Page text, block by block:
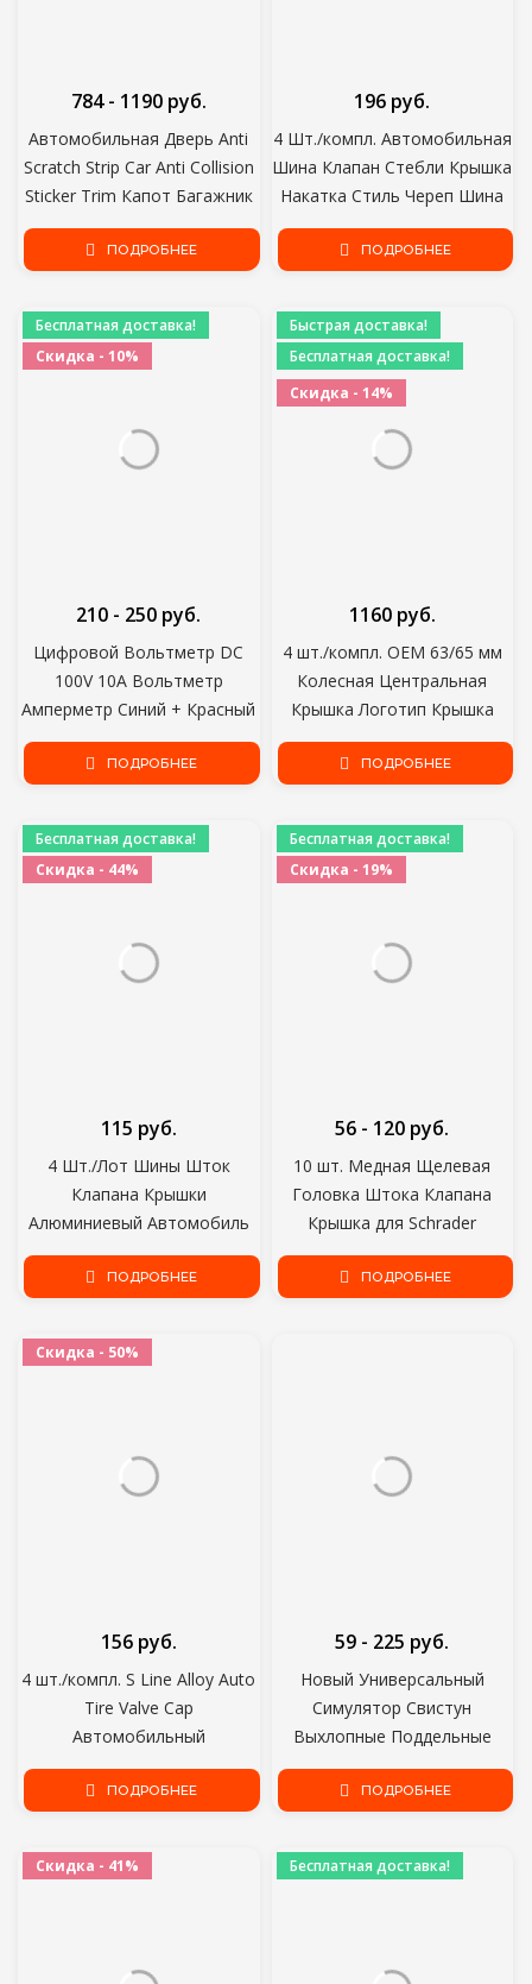
Автомобильная Дверь Anti
Scratch Strip Car Anti Collision
Sticker Trim Капот Багажник
Бампер Воздуховыпуск
Протектор Автоаксессуары
784 - 1190 руб.
ПОДРОБНЕЕ
4 Шт./компл. Автомобильная
Шина Клапан Стебли Крышка
Накатка Стиль Череп Шина
Клапан Крышка
Алюминиевая Шина Колесо
Крышки Пылезащитные
Крышки
196 руб.
ПОДРОБНЕЕ
Бесплатная доставка!
Скидка - 10%
Цифровой Вольтметр DC
100V 10A Вольтметр
Амперметр Синий + Красный
СВЕТОДИОДНЫЙ Усилитель
Двойной Цифровой
Электромобиль Мотоцикл
Автомобиль
210 - 250 руб.
ПОДРОБНЕЕ
Быстрая доставка!
Бесплатная доставка!
Скидка - 14%
4 шт./компл. OEM 63/65 мм
Колесная Центральная
Крышка Логотип Крышка
Ступицы Значок Эмблема
для VW Volkswagen Jetta MK5
1160 руб.
ПОДРОБНЕЕ
Бесплатная доставка!
Скидка - 44%
4 Шт./Лот Шины Шток
Клапана Крышки
Алюминиевый Автомобиль
Пылезащитный Шток Колеса
Воздушный Клапан Крышки
115 руб.
ПОДРОБНЕЕ
Бесплатная доставка!
Скидка - 19%
10 шт. Медная Щелевая
Головка Штока Клапана
Крышка для Schrader
Автомобиля Мотоцикла
Клапан Колеса Шины Шины
56 - 120 руб.
ПОДРОБНЕЕ
Скидка - 50%
4 шт./компл. S Line Alloy Auto
Tire Valve Cap
Автомобильный
Герметичный Колесный
Клапан Для Q3 A4L A4 A7 A3
Аксессуары
156 руб.
ПОДРОБНЕЕ
Новый Универсальный
Симулятор Свистун
Выхлопные Поддельные
Турбо Свисток Трубы Звук
Глушитель Сдуть Стайлинга
Красный S/M/L/XL
59 - 225 руб.
ПОДРОБНЕЕ
Скидка - 41% Бесплатная доставка!